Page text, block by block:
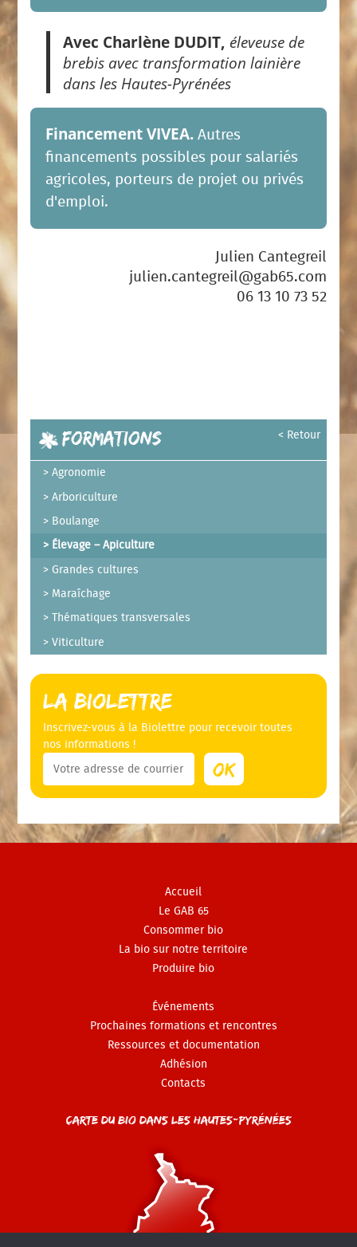
Avec Charlène DUDIT, éleveuse de
brebis avec transformation lainière
dans les Hautes-Pyrénées
Financement VIVEA. Autres
financements possibles pour salariés
agricoles, porteurs de projet ou privés
d'emploi.
Julien Cantegreil
julien.cantegreil@gab65.com
06 13 10 73 52
< Retour
Formations
Agronomie
Arboriculture
Boulange
Élevage – Apiculture
Grandes cultures
Maraîchage
Thématiques transversales
Viticulture
La Biolettre
Inscrivez-vous à la Biolettre pour recevoir toutes
nos informations !
Accueil
Le GAB 65
Consommer bio
La bio sur notre territoire
Produire bio
Événements
Prochaines formations et rencontres
Ressources et documentation
Adhésion
Contacts
Carte du Bio dans les Hautes-Pyrénées